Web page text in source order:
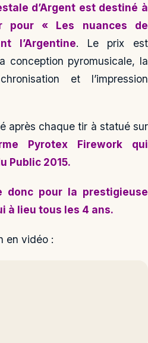
d’Argent est destiné à
pour « Les nuances de
l’Argentine. Le prix est
conception pyromusicale, la
et l’impression
après chaque tir à statué sur
Pyrotex Firework qui
Public 2015.
donc pour la prestigieuse
à lieu tous les 4 ans.
en vidéo :